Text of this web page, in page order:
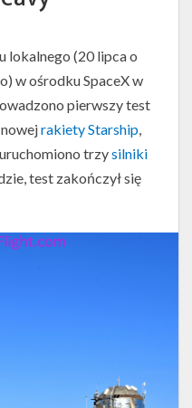
lokalnego (20 lipca o
w ośrodku SpaceX w
pierwszy test
rakiety Starship
trzysilniki
test zakończył się